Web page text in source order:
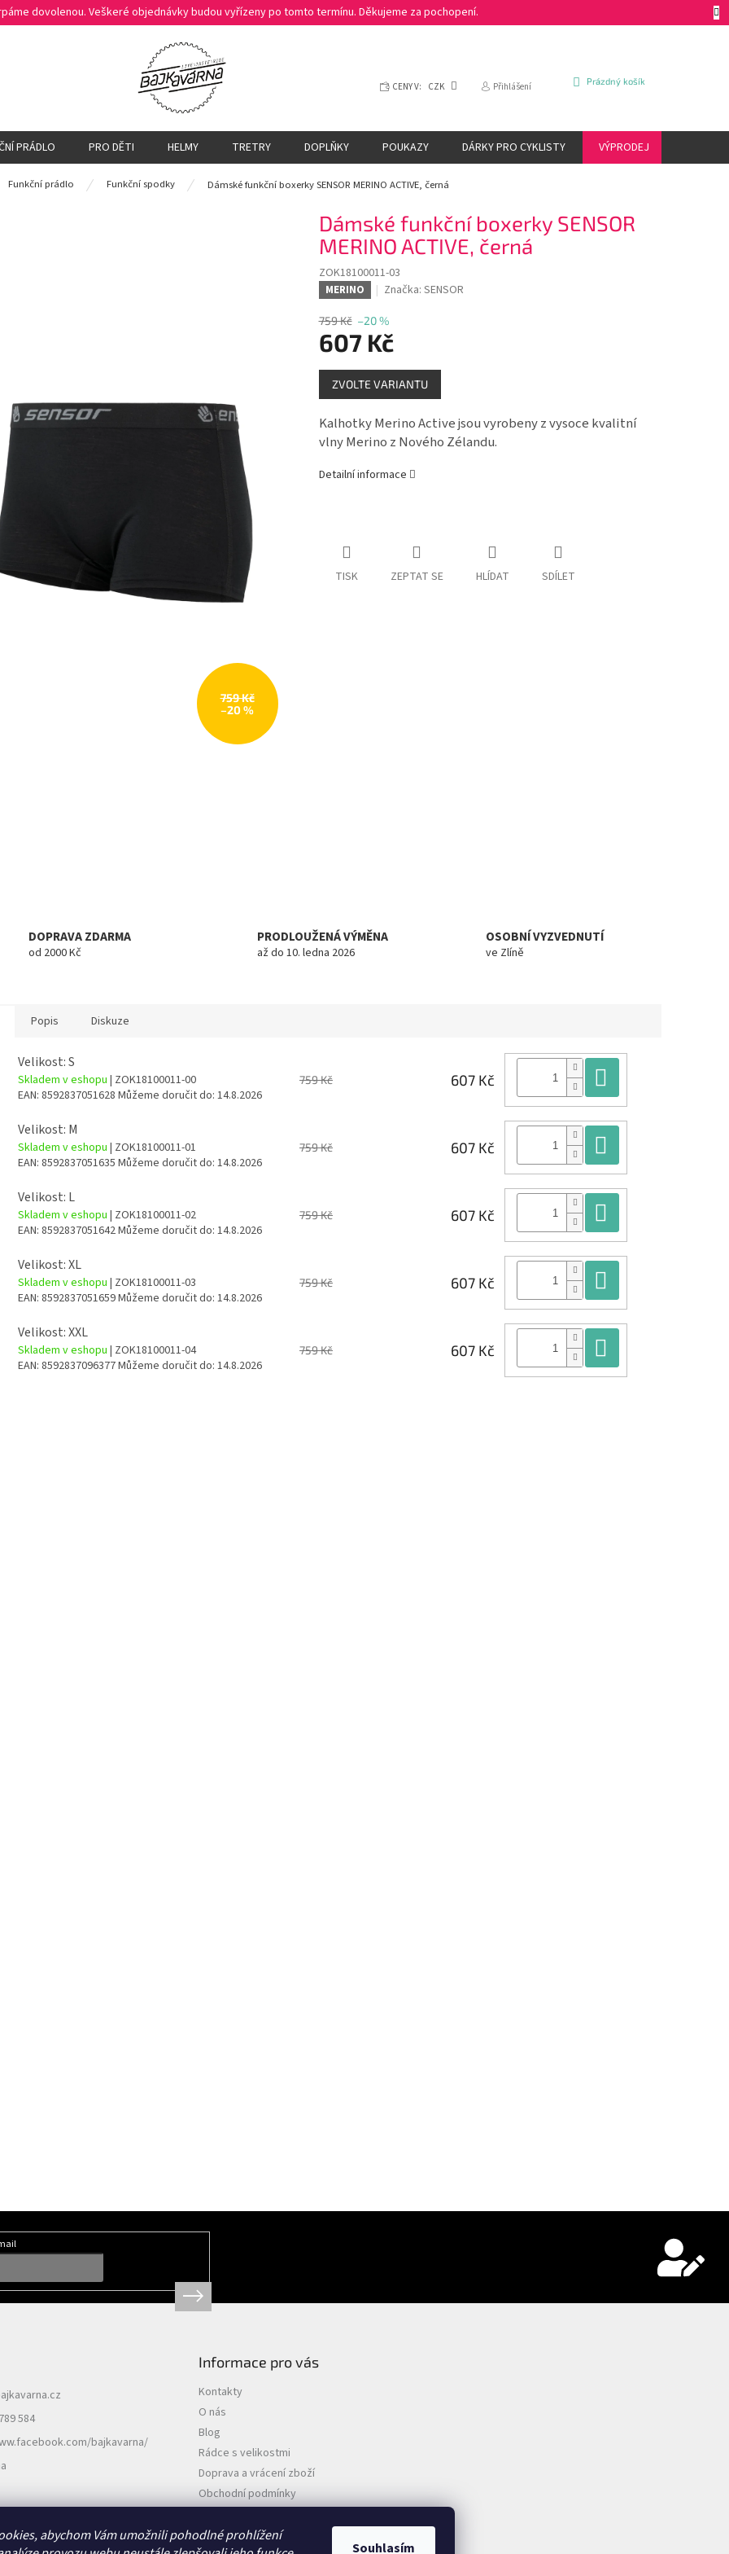
abychom Vám umožnili pohodlné prohlížení
Souhlasím
dovolenou. Veškeré objednávky budou vyřízeny po tomto termínu. Děkujeme za pochopení.
CENY V: CZK Přihlášení
NÁKUPNÍ
Prázdný košík
PRÁDLO PRO DĚTI HELMY TRETRY DOPLŇKY POUKAZY DÁRKY PRO CYKLISTY VÝPRODEJ
Funkční prádlo Funkční spodky Dámské funkční boxerky SENSOR MERINO ACTIVE, černá
Dámské funkční boxerky SENSOR
MERINO ACTIVE, černá
ZOK18100011-03
MERINO Značka:SENSOR
759 Kč
–20 %
759 Kč –20 %
607 Kč
Měrná
cena:
ZVOLTE VARIANTU
Kalhotky Merino Active jsou vyrobeny z vysoce kvalitní
vlny Merino z Nového Zélandu.
Detailní informace
TISK ZEPTAT SE HLÍDAT SDÍLET
DOPRAVA ZDARMA
od 2000 Kč
PRODLOUŽENÁ VÝMĚNA
až do 10. ledna 2026
OSOBNÍ VYZVEDNUTÍ
ve Zlíně
Popis Diskuze
Velikost: S
Skladem v eshopu | ZOK18100011-00
EAN: 8592837051628 Můžeme doručit do: 14.8.2026
759 Kč 607 Kč
Velikost: M
Skladem v eshopu | ZOK18100011-01
EAN: 8592837051635 Můžeme doručit do: 14.8.2026
759 Kč 607 Kč
Velikost: L
Skladem v eshopu | ZOK18100011-02
EAN: 8592837051642Můžeme doručit do: 14.8.2026
759 Kč 607 Kč
Velikost: XL
Skladem v eshopu | ZOK18100011-03
EAN: 8592837051659Můžeme doručit do: 14.8.2026
759 Kč 607 Kč
Velikost: XXL
Skladem v eshopu | ZOK18100011-04
EAN: 8592837096377Můžeme doručit do: 14.8.2026
759 Kč 607 Kč
584
bajkavarna/
Informace pro vás
Kontakty
O nás
Blog
Rádce s velikostmi
Doprava a vrácení zboží
Obchodní podmínky